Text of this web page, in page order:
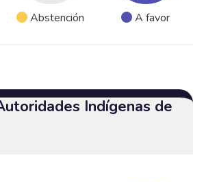
Abstención A favor
Indígenas de